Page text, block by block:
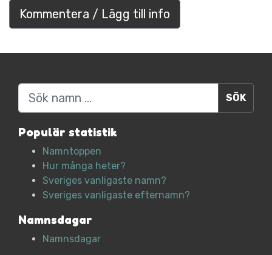
Kommentera / Lägg till info
Sök
Populär statistik
Namntoppen
Hur många heter?
Sveriges vanligaste namn?
Sveriges vanligaste efternamn?
Namnsdagar
Namnsdagar